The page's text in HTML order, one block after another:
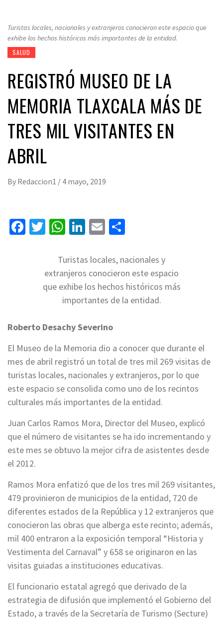
Turistas locales, nacionales y extranjeros conocieron este espacio que
exhibe los hechos históricos más importantes de la entidad.
SALUD
REGISTRÓ MUSEO DE LA
MEMORIA TLAXCALA MÁS DE
TRES MIL VISITANTES EN
ABRIL
By Redaccion1 / 4 mayo, 2019
Facebook
Twitter
WhatsApp
LinkedIn
Email
Turistas locales, nacionales y
extranjeros conocieron este espacio
que exhibe los hechos históricos más
importantes de la entidad.
Roberto Desachy Severino
El Museo de la Memoria dio a conocer que durante el
mes de abril registró un total de tres mil 269 visitas de
turistas locales, nacionales y extranjeros, por lo que
este espacio se consolida como uno de los recintos
culturales más importantes de la entidad.
Juan Carlos Ramos Mora, Director del Museo, explicó
que el número de visitantes se ha ido incrementando y
este mes se obtuvo la mejor cifra de asistentes desde
el 2012.
Ramos Mora enfatizó que de los tres mil 269 visitantes,
479 provinieron de municipios de la entidad, 720 de
diferentes estados de la República y 12 extranjeros que
conocieron las obras que alberga este recinto; además,
mil 400 entraron a la exposición temporal “Historia y
Vestimenta del Carnaval” y 658 se originaron en las
visitas guiadas a instituciones educativas.
El funcionario estatal agregó que derivado de la
estrategia de difusión que implementó el Gobierno del
Estado, a través de la Secretaría de Turismo (Secture)